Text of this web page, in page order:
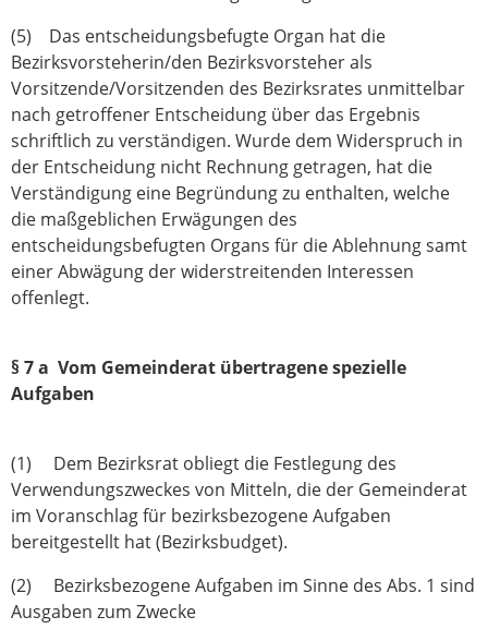
(5) Das entscheidungsbefugte Organ hat die
Bezirksvorsteherin/den Bezirksvorsteher als
Vorsitzende/Vorsitzenden des Bezirksrates unmittelbar
nach getroffener Entscheidung über das Ergebnis
schriftlich zu verständigen. Wurde dem Widerspruch in
der Entscheidung nicht Rechnung getragen, hat die
Verständigung eine Begründung zu enthalten, welche
die maßgeblichen Erwägungen des
entscheidungsbefugten Organs für die Ablehnung samt
einer Abwägung der widerstreitenden Interessen
offenlegt.
§ 7 a Vom Gemeinderat übertragene spezielle
Aufgaben
(1) Dem Bezirksrat obliegt die Festlegung des
Verwendungszweckes von Mitteln, die der Gemeinderat
im Voranschlag für bezirksbezogene Aufgaben
bereitgestellt hat (Bezirksbudget).
(2) Bezirksbezogene Aufgaben im Sinne des Abs. 1 sind
Ausgaben zum Zwecke